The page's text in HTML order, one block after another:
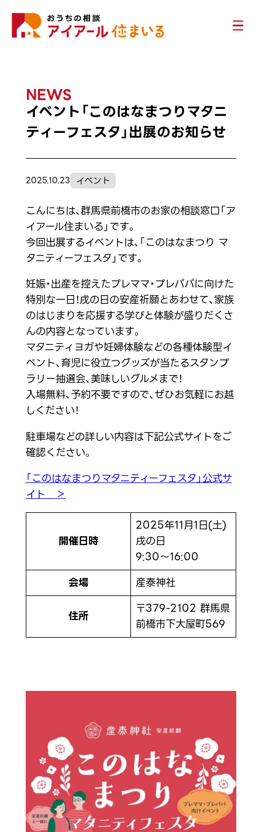
NEWS
イベント「このはなまつりマタニ
ティーフェスタ」出展のお知らせ
2025.10.23 イベント
こんにちは、群馬県前橋市のお家の相談窓口「ア
イアール住まいる」です。
今回出展するイベントは、「このはなまつり マ
タニティーフェスタ」です。
妊娠・出産を控えたプレママ・プレパパに向けた
特別な一日！戌の日の安産祈願とあわせて、家族
のはじまりを応援する学びと体験が盛りだくさ
んの内容となっています。
マタニティヨガや妊婦体験などの各種体験型イ
ベント、育児に役立つグッズが当たるスタンプ
ラリー抽選会、美味しいグルメまで！
入場無料、予約不要ですので、ぜひお気軽にお越
しください！
駐車場などの詳しい内容は下記公式サイトをご
確認ください。
「このはなまつりマタニティーフェスタ」公式サ
イト＞
開催日時
2025年11月1日(土)
戌の日
9:30〜16:00
会場
産泰神社
住所
〒379-2102 群馬県
前橋市下大屋町569